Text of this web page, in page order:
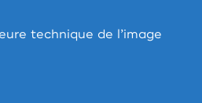
technique de l’image